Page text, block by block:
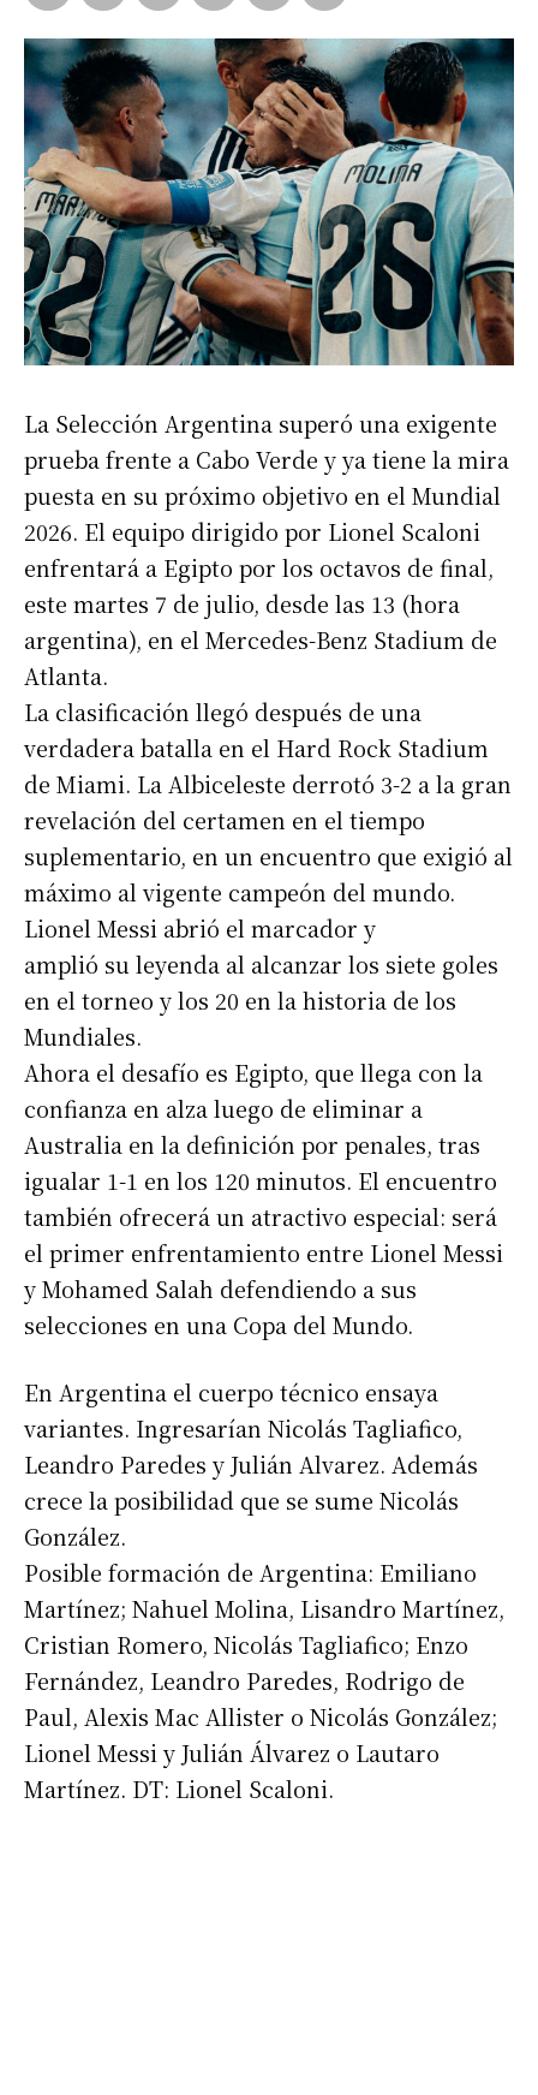
La Selección Argentina superó una exigente
prueba frente a Cabo Verde y ya tiene la mira
puesta en su próximo objetivo en el Mundial
2026. El equipo dirigido por Lionel Scaloni
enfrentará a Egipto por los octavos de final,
este martes 7 de julio, desde las 13 (hora
argentina), en el Mercedes-Benz Stadium de
Atlanta.
La clasificación llegó después de una
verdadera batalla en el Hard Rock Stadium
de Miami. La Albiceleste derrotó 3-2 a la gran
revelación del certamen en el tiempo
suplementario, en un encuentro que exigió al
máximo al vigente campeón del mundo.
Lionel Messi abrió el marcador y
amplió su leyenda al alcanzar los siete goles
en el torneo y los 20 en la historia de los
Mundiales.
Ahora el desafío es Egipto, que llega con la
confianza en alza luego de eliminar a
Australia en la definición por penales, tras
igualar 1-1 en los 120 minutos. El encuentro
también ofrecerá un atractivo especial: será
el primer enfrentamiento entre Lionel Messi
y Mohamed Salah defendiendo a sus
selecciones en una Copa del Mundo.
En Argentina el cuerpo técnico ensaya
variantes. Ingresarían Nicolás Tagliafico,
Leandro Paredes y Julián Alvarez. Además
crece la posibilidad que se sume Nicolás
González.
Posible formación de Argentina: Emiliano
Martínez; Nahuel Molina, Lisandro Martínez,
Cristian Romero, Nicolás Tagliafico; Enzo
Fernández, Leandro Paredes, Rodrigo de
Paul, Alexis Mac Allister o Nicolás González;
Lionel Messi y Julián Álvarez o Lautaro
Martínez. DT: Lionel Scaloni.